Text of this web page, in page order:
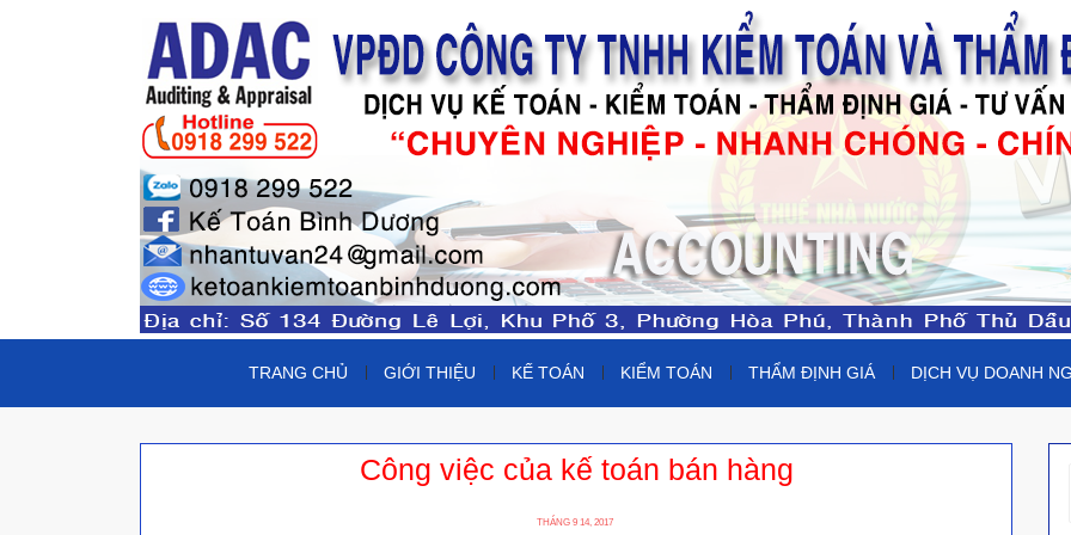
TRANG CHỦ GIỚI THIỆU KẾ TOÁN KIỂM TOÁN THẨM ĐỊNH GIÁ DỊCH VỤ DOANH
Công việc của kế toán bán hàng
P
THÁNG 9 14, 2017